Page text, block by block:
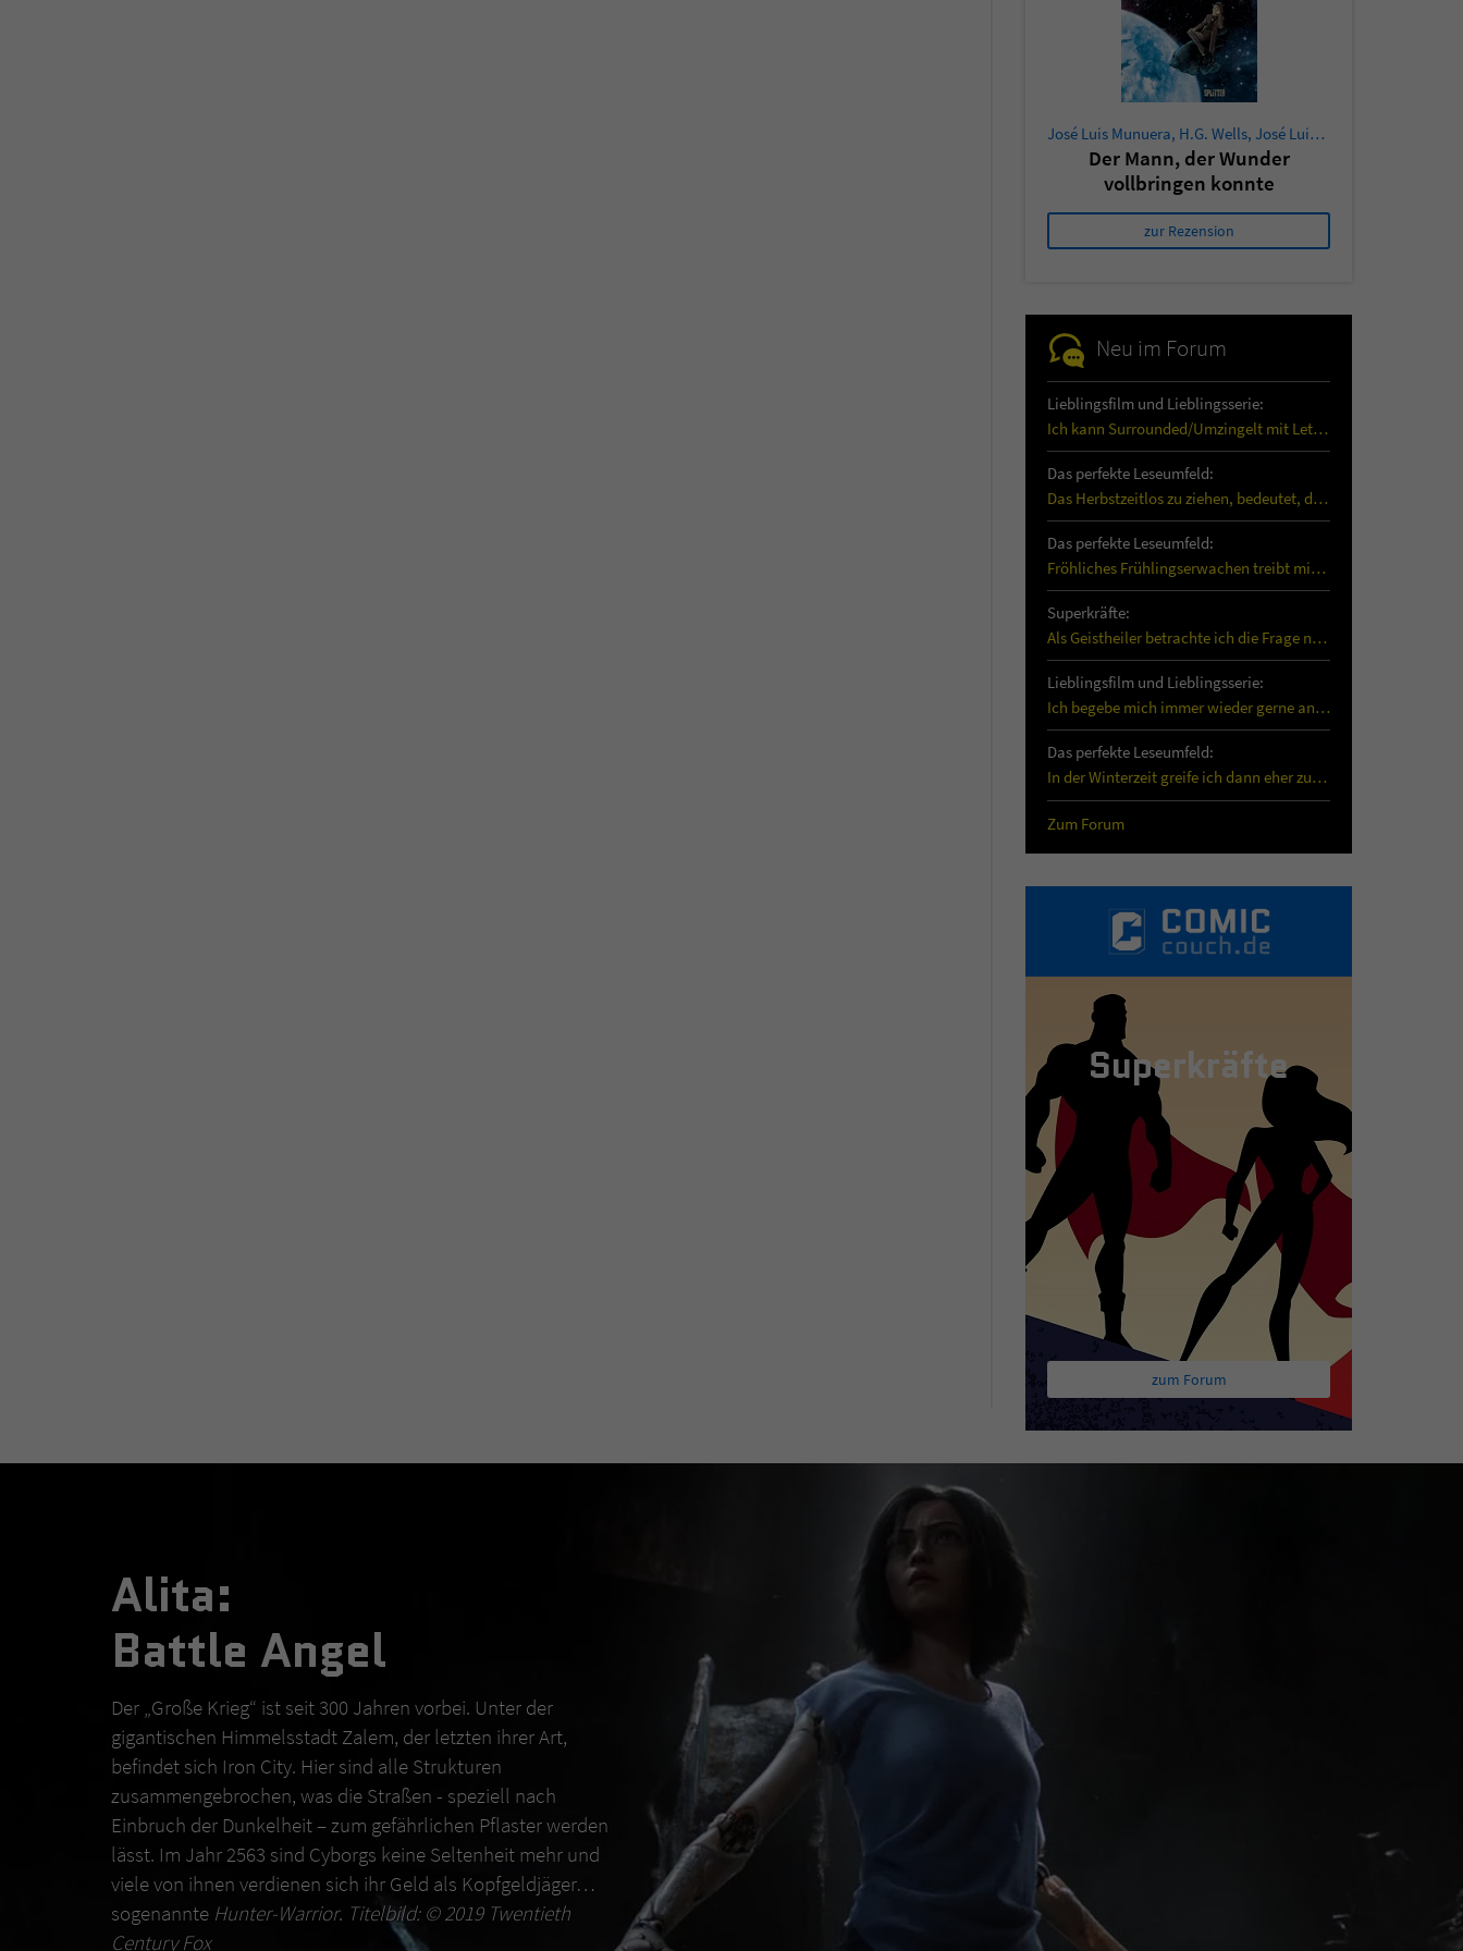
José Luis Munuera, H.G. Wells, José Luis Munuera
Der Mann, der Wunder
vollbringen konnte
zur Rezension
Neu im Forum
Lieblingsfilm und Lieblingsserie:
Ich kann Surrounded/Umzingelt mit Letitia Wright…
Das perfekte Leseumfeld:
Das Herbstzeitlos zu ziehen, bedeutet, dass es…
Das perfekte Leseumfeld:
Fröhliches Frühlingserwachen treibt mich vermehrt…
Superkräfte:
Als Geistheiler betrachte ich die Frage nach der…
Lieblingsfilm und Lieblingsserie:
Ich begebe mich immer wieder gerne an Bord der…
Das perfekte Leseumfeld:
In der Winterzeit greife ich dann eher zu…
Zum Forum
Superkräfte
zum Forum
Alita:
Battle Angel
Der „Große Krieg“ ist seit 300 Jahren vorbei. Unter der
gigantischen Himmelsstadt Zalem, der letzten ihrer Art,
befindet sich Iron City. Hier sind alle Strukturen
zusammengebrochen, was die Straßen - speziell nach
Einbruch der Dunkelheit – zum gefährlichen Pflaster werden
lässt. Im Jahr 2563 sind Cyborgs keine Seltenheit mehr und
viele von ihnen verdienen sich ihr Geld als Kopfgeldjäger…
sogenannte Hunter-Warrior. Titelbild: © 2019 Twentieth
Century Fox